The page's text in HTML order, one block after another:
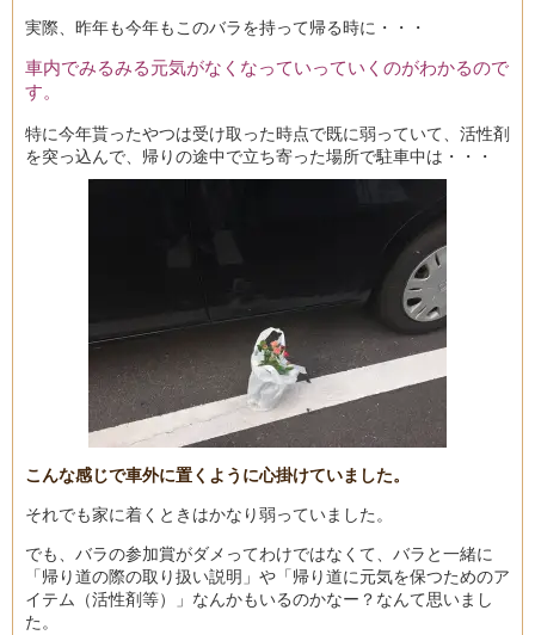
実際、昨年も今年もこのバラを持って帰る時に・・・
車内でみるみる元気がなくなっていっていくのがわかるので
す。
特に今年貰ったやつは受け取った時点で既に弱っていて、活性剤
を突っ込んで、帰りの途中で立ち寄った場所で駐車中は・・・
こんな感じで車外に置くように心掛けていました。
それでも家に着くときはかなり弱っていました。
でも、バラの参加賞がダメってわけではなくて、バラと一緒に
「帰り道の際の取り扱い説明」や「帰り道に元気を保つためのア
イテム（活性剤等）」なんかもいるのかなー？なんて思いまし
た。